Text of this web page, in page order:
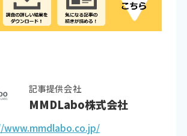
記事提供会社
MMDLabo株式会社